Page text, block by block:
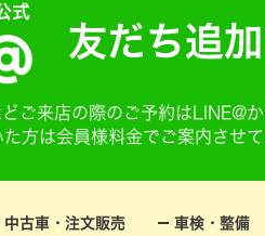
式
友だち追
ご来店の際のご予約はLINE@
た方は会員様料金でご案内させ
中古車・注文販売 車検・整備